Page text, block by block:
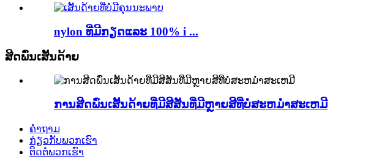
nylon ທີ່ມີກຽດແລະ 100% i ...
ສີດພົ່ນເສັ້ນດ້າຍ
ການສີດພົ່ນເສັ້ນດ້າຍທີ່ມີສີສັນທີ່ມີຫຼາຍສີທີ່ບໍ່ສະຫມໍ່າສະເຫມີ
ຄໍາຖາມ
ກ່ຽວກັບພວກເຮົາ
ຕິດຕໍ່ພວກເຮົາ